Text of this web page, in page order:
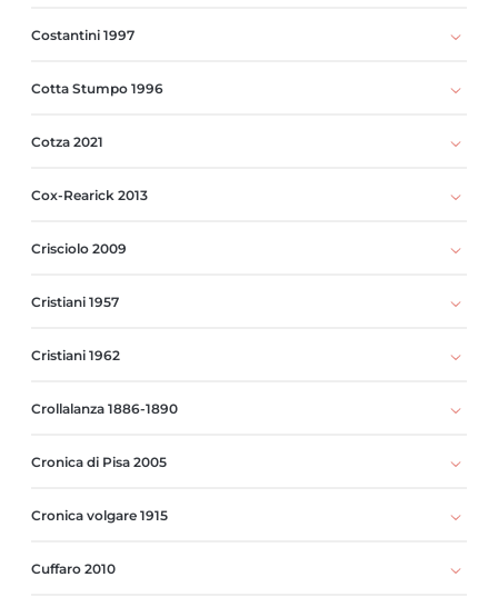
Costantini 1997
Cotta Stumpo 1996
Cotza 2021
Cox-Rearick 2013
Crisciolo 2009
Cristiani 1957
Cristiani 1962
Crollalanza 1886-1890
Cronica di Pisa 2005
Cronica volgare 1915
Cuffaro 2010